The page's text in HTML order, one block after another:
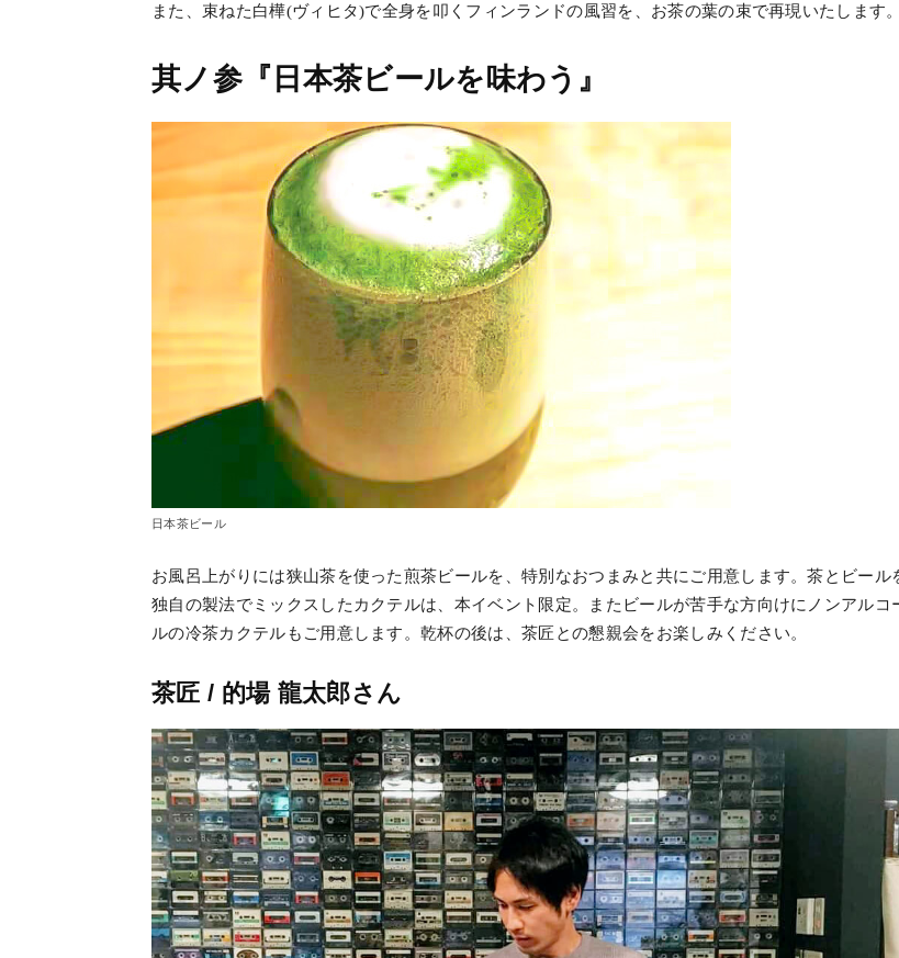
また、束ねた白樺(ヴィヒタ)で全身を叩くフィンランドの風習を、お茶の葉の束で再現いたします。
其ノ参『日本茶ビールを味わう』
日本茶ビール
お風呂上がりには狭山茶を使った煎茶ビールを、特別なおつまみと共にご用意します。茶とビール
独自の製法でミックスしたカクテルは、本イベント限定。またビールが苦手な方向けにノンアルコ
ルの冷茶カクテルもご用意します。乾杯の後は、茶匠との懇親会をお楽しみください。
茶匠 / 的場 龍太郎さん